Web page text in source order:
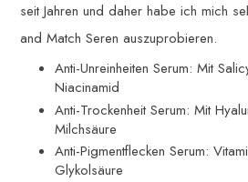
seit Jahren und daher habe ich mich
and Match Seren auszuprobieren.
Anti-Unreinheiten Serum: Mit
Niacinamid
Anti-Trockenheit Serum: Mit
Milchsäure
Anti-Pigmentflecken Serum:
Glykolsäure